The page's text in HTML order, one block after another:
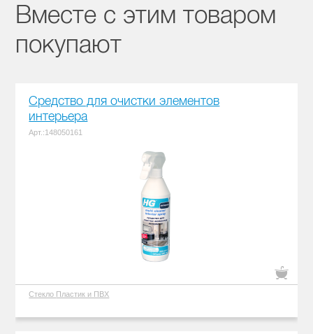
Вместе с этим товаром
покупают
Средство для очистки элементов
интерьера
Арт.:148050161
Стекло Пластик и ПВХ